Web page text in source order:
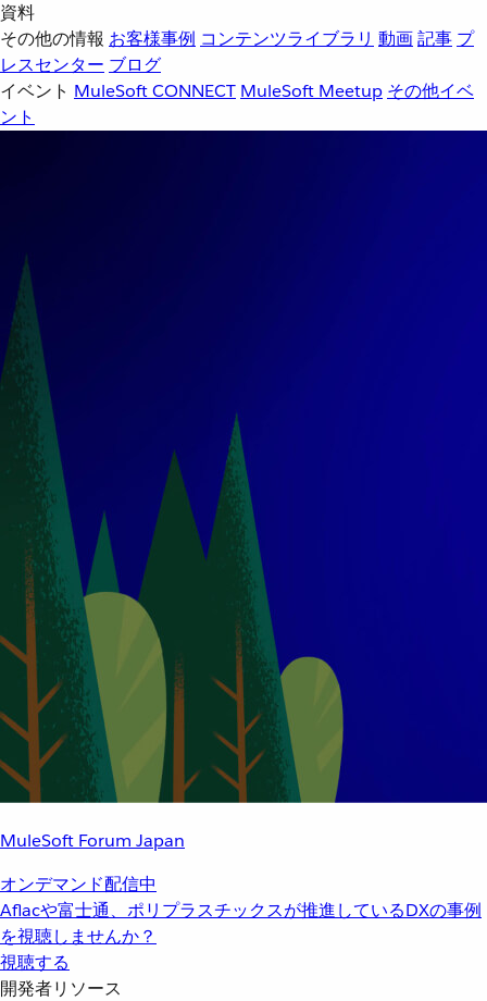
資料
その他の情報 お客様事例 コンテンツライブラリ 動画記事 プ
レスセンター ブログ
イベント MuleSoft CONNECT MuleSoft Meetup その他イベ
ント
MuleSoft Forum Japan
オンデマンド配信中
Aflacや富士通、ポリプラスチックスが推進しているDXの事例
を視聴しませんか？
視聴する
開発者リソース